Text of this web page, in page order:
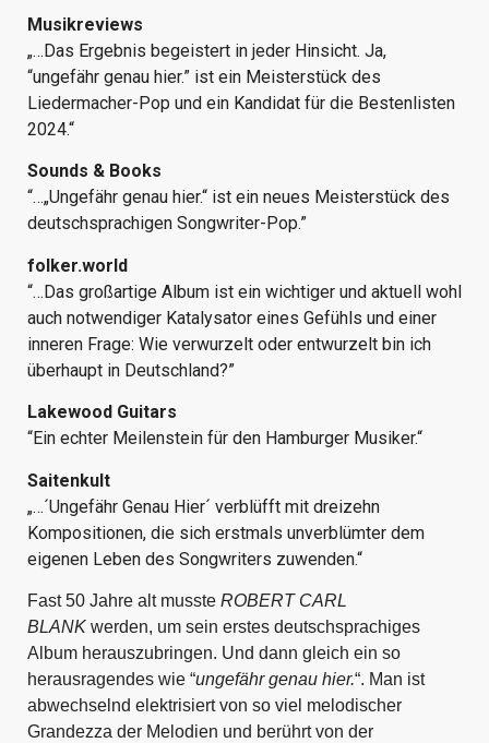
Musikreviews
„…Das Ergebnis begeistert in jeder Hinsicht. Ja,
“ungefähr genau hier.” ist ein Meisterstück des
Liedermacher-Pop und ein Kandidat für die Bestenlisten
2024.“
Sounds & Books
“…„Ungefähr genau hier.“ ist ein neues Meisterstück des
deutschsprachigen Songwriter-Pop.”
folker.world
“…Das großartige Album ist ein wichtiger und aktuell wohl
auch notwendiger Katalysator eines Gefühls und einer
inneren Frage: Wie verwurzelt oder entwurzelt bin ich
überhaupt in Deutschland?”
Lakewood Guitars
“Ein echter Meilenstein für den Hamburger Musiker.“
Saitenkult
„…´Ungefähr Genau Hier´ verblüfft mit dreizehn
Kompositionen, die sich erstmals unverblümter dem
eigenen Leben des Songwriters zuwenden.“
Fast 50 Jahre alt musste ROBERT CARL
BLANK werden, um sein erstes deutschsprachiges
Album herauszubringen. Und dann gleich ein so
herausragendes wie “ungefähr genau hier.“. Man ist
abwechselnd elektrisiert von so viel melodischer
Grandezza der Melodien und berührt von der